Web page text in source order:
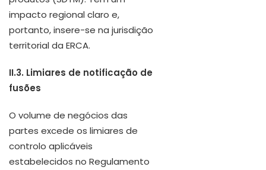
impacto regional claro e,
portanto, insere-se na jurisdição
territorial da ERCA.
II.3. Limiares de notificação de
fusões
O volume de negócios das
partes excede os limiares de
controlo aplicáveis
estabelecidos no Regulamento